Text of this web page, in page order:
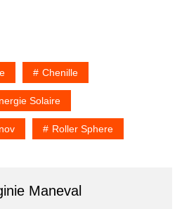
Chenille
Solaire
Roller Sphere
Maneval